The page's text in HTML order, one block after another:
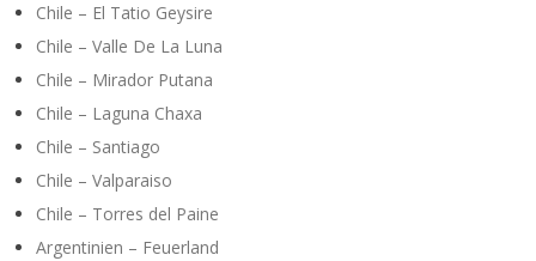
Chile – El Tatio Geysire
Chile – Valle De La Luna
Chile – Mirador Putana
Chile – Laguna Chaxa
Chile – Santiago
Chile – Valparaiso
Chile – Torres del Paine
Argentinien – Feuerland